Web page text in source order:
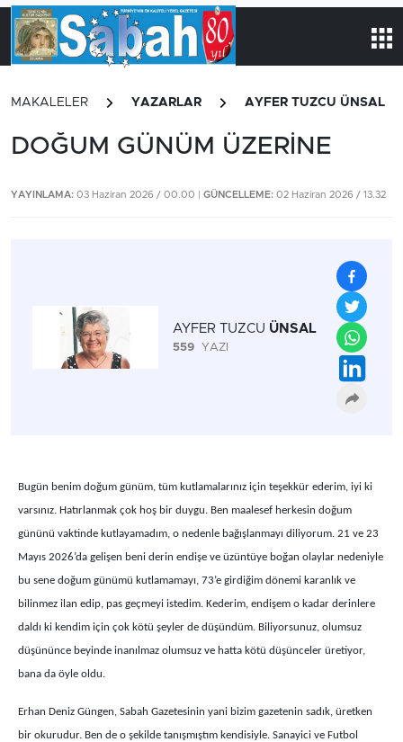
MAKALELER YAZARLAR AYFER TUZCU ÜNSAL
DOĞUM GÜNÜM ÜZERİNE
YAYINLAMA: 03 Haziran 2026 / 00.00 | GÜNCELLEME: 02 Haziran 2026 / 13.32
AYFER TUZCU ÜNSAL
559 YAZI
Bugün benim doğum günüm, tüm kutlamalarınız için teşekkür ederim, iyi ki
varsınız. Hatırlanmak çok hoş bir duygu. Ben maalesef herkesin doğum
gününü vaktinde kutlayamadım, o nedenle bağışlanmayı diliyorum. 21 ve 23
Mayıs 2026’da gelişen beni derin endişe ve üzüntüye boğan olaylar nedeniyle
bu sene doğum günümü kutlamamayı, 73’e girdiğim dönemi karanlık ve
bilinmez ilan edip, pas geçmeyi istedim. Kederim, endişem o kadar derinlere
daldı ki kendim için çok kötü şeyler de düşündüm. Biliyorsunuz, olumsuz
düşününce beyinde inanılmaz olumsuz ve hatta kötü düşünceler üretiyor,
bana da öyle oldu.
Erhan Deniz Güngen, Sabah Gazetesinin yani bizim gazetenin sadık, üretken
bir okurudur. Ben de o şekilde tanışmıştım kendisiyle. Sanayici ve Futbol